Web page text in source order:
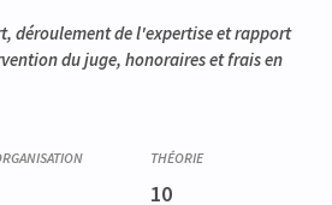
déroulement de l'expertise et rapport
du juge, honoraires et frais en
10